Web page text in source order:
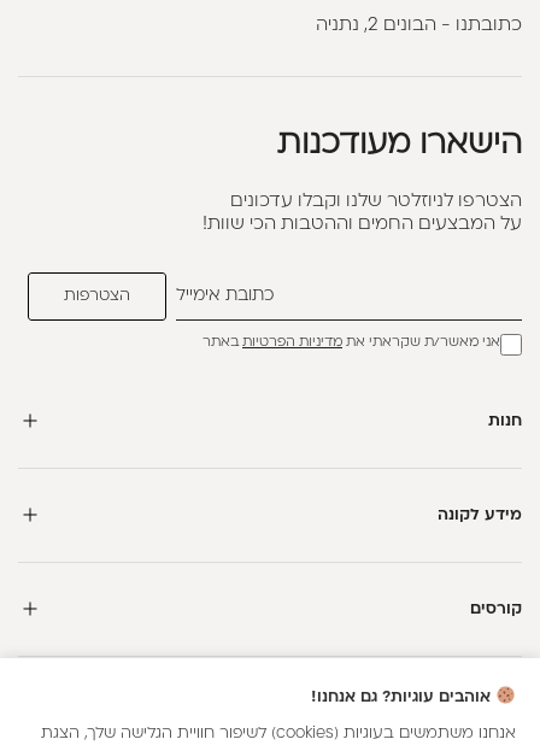
כתובתנו - הבונים 2, נתניה
הישארו מעודכנות
הצטרפו לניוזלטר שלנו וקבלו עדכונים
על המבצעים החמים וההטבות הכי שוות!
אני מאשר/ת שקראתי את מדיניות הפרטיותבאתר
חנות
מידע לקונה
קורסים
אוהבים עוגיות? גם אנחנו!
אנחנו משתמשים בעוגיות (cookies) לשיפור חוויית הגלישה שלך, הצגת